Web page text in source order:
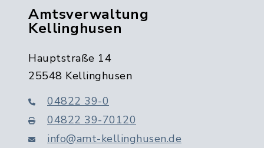
Amtsverwaltung
Kellinghusen
Hauptstraße 14
25548 Kellinghusen
04822 39-0
04822 39-70120
info@amt-kellinghusen.de